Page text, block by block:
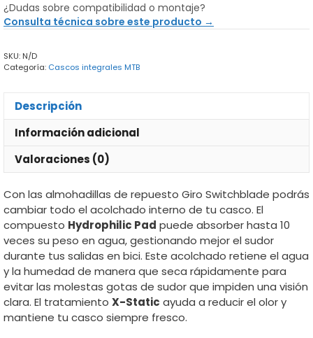
Giro
Switchblade
¿Dudas sobre compatibilidad o montaje?
Consulta técnica sobre este producto →
SKU: N/D
Categoría: Cascos integrales MTB
Descripción
Información adicional
Valoraciones (0)
Con las almohadillas de repuesto Giro Switchblade podrás
cambiar todo el acolchado interno de tu casco. El
compuesto Hydrophilic Pad puede absorber hasta 10
veces su peso en agua, gestionando mejor el sudor
durante tus salidas en bici. Este acolchado retiene el agua
y la humedad de manera que seca rápidamente para
evitar las molestas gotas de sudor que impiden una visión
clara. El tratamiento X-Static ayuda a reducir el olor y
mantiene tu casco siempre fresco.